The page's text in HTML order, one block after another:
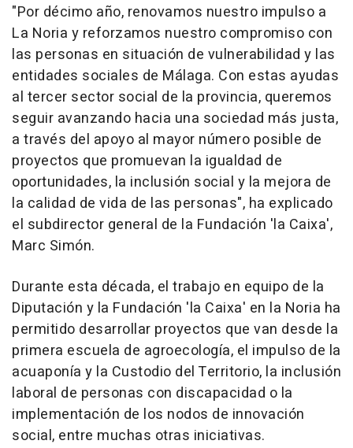
"Por décimo año, renovamos nuestro impulso a
La Noria y reforzamos nuestro compromiso con
las personas en situación de vulnerabilidad y las
entidades sociales de Málaga. Con estas ayudas
al tercer sector social de la provincia, queremos
seguir avanzando hacia una sociedad más justa,
a través del apoyo al mayor número posible de
proyectos que promuevan la igualdad de
oportunidades, la inclusión social y la mejora de
la calidad de vida de las personas", ha explicado
el subdirector general de la Fundación 'la Caixa',
Marc Simón.
Durante esta década, el trabajo en equipo de la
Diputación y la Fundación 'la Caixa' en la Noria ha
permitido desarrollar proyectos que van desde la
primera escuela de agroecología, el impulso de la
acuaponía y la Custodio del Territorio, la inclusión
laboral de personas con discapacidad o la
implementación de los nodos de innovación
social, entre muchas otras iniciativas.